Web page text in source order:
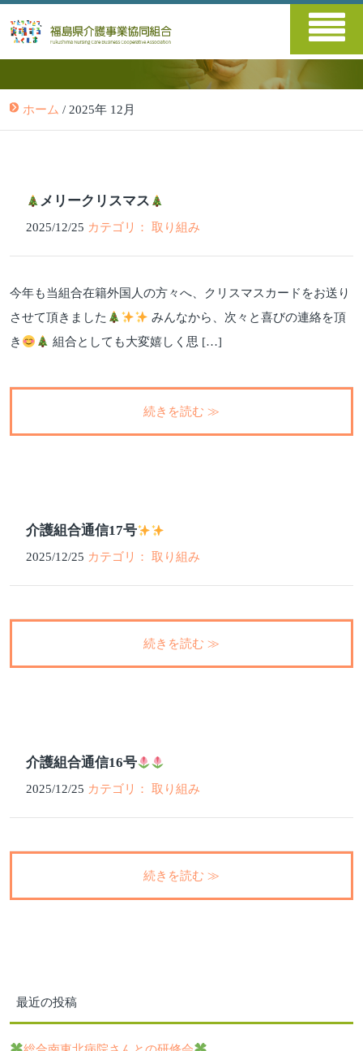
ホーム / 2025年 12月
メリークリスマス
2025/12/25 カテゴリ： 取り組み
今年も当組合在籍外国人の方々へ、クリスマスカードをお送り
させて頂きました
みんなから、次々と喜びの連絡を頂
き
組合としても大変嬉しく思 […]
続きを読む ≫
介護組合通信17号
2025/12/25 カテゴリ： 取り組み
続きを読む ≫
介護組合通信16号
2025/12/25 カテゴリ： 取り組み
続きを読む ≫
最近の投稿